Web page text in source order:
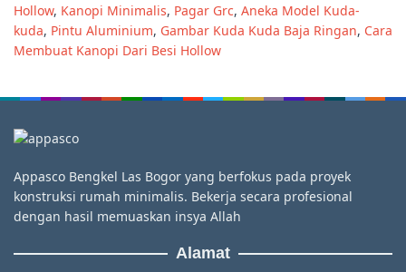
Hollow, Kanopi Minimalis, Pagar Grc, Aneka Model Kuda-
kuda, Pintu Aluminium, Gambar Kuda Kuda Baja Ringan, Cara
Membuat Kanopi Dari Besi Hollow
Appasco Bengkel Las Bogor yang berfokus pada proyek
konstruksi rumah minimalis. Bekerja secara profesional
dengan hasil memuaskan insya Allah
Alamat